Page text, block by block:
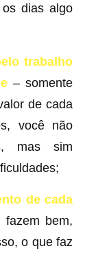
dias algo
trabalho
– somente
de cada
você não
mas sim
de cada
bem,
o que faz